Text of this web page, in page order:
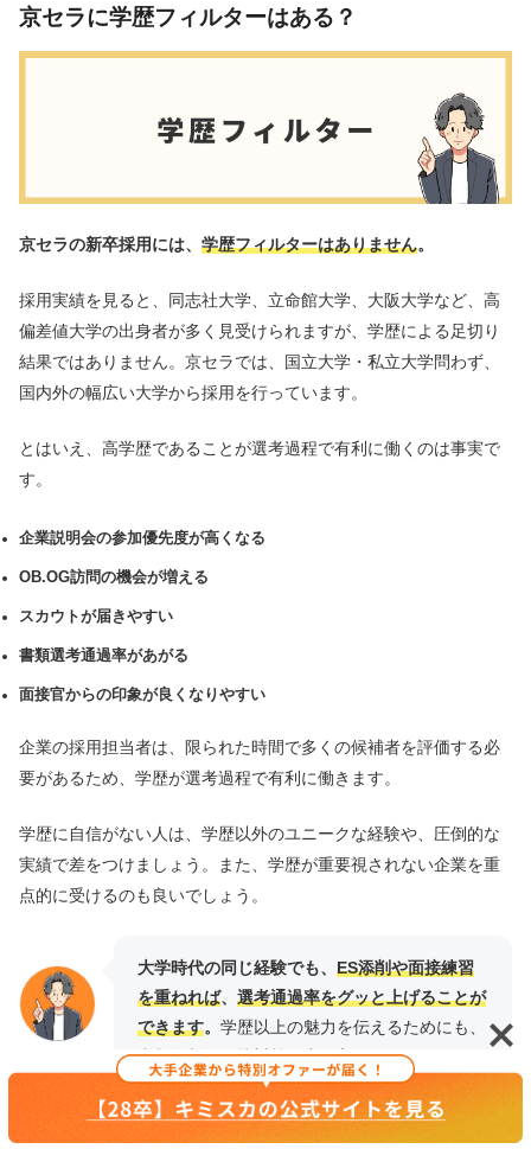
京セラに学歴フィルターはある？
京セラの新卒採用には、 学歴フィルターはありません。
採用実績を見ると、同志社大学、立命館大学、大阪大学など、高
偏差値大学の出身者が多く見受けられますが、学歴による足切り
結果ではありません。京セラでは、国立大学・私立大学問わず、
国内外の幅広い大学から採用を行っています。
とはいえ、高学歴であることが選考過程で有利に働くのは事実で
す。
企業説明会の参加優先度が高くなる
OB.OG訪問の機会が増える
スカウトが届きやすい
書類選考通過率があがる
面接官からの印象が良くなりやすい
企業の採用担当者は、限られた時間で多くの候補者を評価する必
要があるため、学歴が選考過程で有利に働きます。
学歴に自信がない人は、学歴以外のユニークな経験や、圧倒的な
実績で差をつけましょう。また、学歴が重要視されない企業を重
点的に受けるのも良いでしょう。
大学時代の同じ経験でも、 ES添削や面接練習
を重ねれば、 選考通過率をグッと上げることが
できます。 学歴以上の魅力を伝えるためにも、
書類添削や面接対策に力を入れましょう！